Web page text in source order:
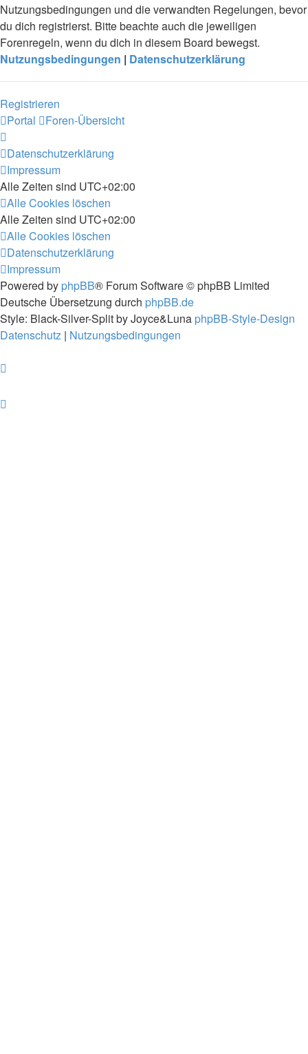
Nutzungsbedingungen und die verwandten Regelungen, bevor
du dich registrierst. Bitte beachte auch die jeweiligen
Forenregeln, wenn du dich in diesem Board bewegst.
Nutzungsbedingungen | Datenschutzerklärung
Registrieren
Portal
Foren-Übersicht
Datenschutzerklärung
Impressum
Alle Zeiten sind UTC+02:00
Alle Cookies löschen
Alle Zeiten sind UTC+02:00
Alle Cookies löschen
Datenschutzerklärung
Impressum
Powered by phpBB® Forum Software © phpBB Limited
Deutsche Übersetzung durch phpBB.de
Style: Black-Silver-Split by Joyce&Luna phpBB-Style-Design
Datenschutz | Nutzungsbedingungen